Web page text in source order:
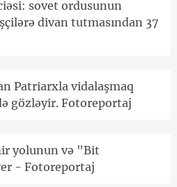
sovet ordusunun
divan tutmasından 37
Patriarxla vidalaşmaq
gözləyir. Fotoreportaj
yolunun və "Bit
- Fotoreportaj